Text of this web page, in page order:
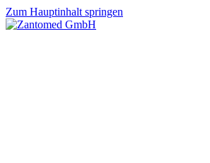
Zum Hauptinhalt springen